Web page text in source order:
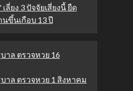
ลี่ยง 3 ปัจจัยเสี่ยงนี้ ยืด
นขึ้นเกือบ 13 ปี
าล ตรวจหวย 16
าล ตรวจหวย 1 สิงหาคม